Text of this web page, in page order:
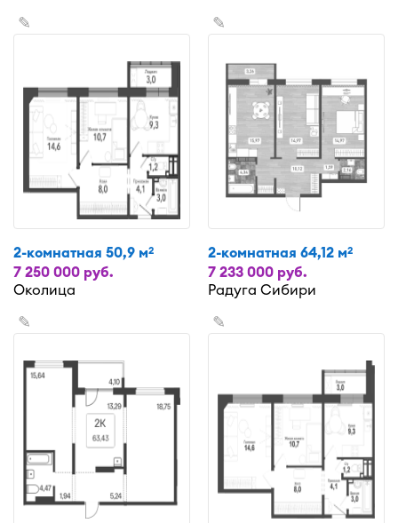
✎
2-комнатная 50,9 м2
7 250 000 руб.
Околица
✎
2-комнатная 64,12 м2
7 233 000 руб.
Радуга Сибири
✎ ✎